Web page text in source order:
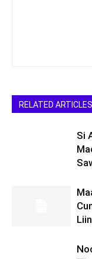
RELATED ARTICLES
Si